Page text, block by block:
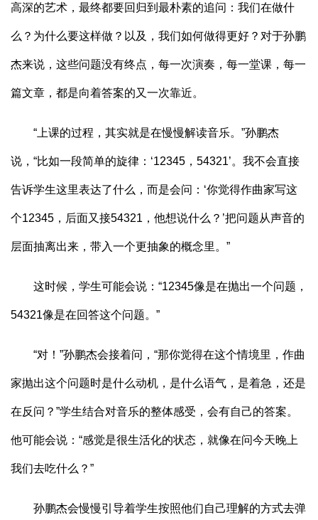
高深的艺术，最终都要回归到最朴素的追问：我们在做什
么？为什么要这样做？以及，我们如何做得更好？对于孙鹏
杰来说，这些问题没有终点，每一次演奏，每一堂课，每一
篇文章，都是向着答案的又一次靠近。
“上课的过程，其实就是在慢慢解读音乐。”孙鹏杰
说，“比如一段简单的旋律：‘12345，54321’。我不会直接
告诉学生这里表达了什么，而是会问：‘你觉得作曲家写这
个12345，后面又接54321，他想说什么？’把问题从声音的
层面抽离出来，带入一个更抽象的概念里。”
这时候，学生可能会说：“12345像是在抛出一个问题，
54321像是在回答这个问题。”
“对！”孙鹏杰会接着问，“那你觉得在这个情境里，作曲
家抛出这个问题时是什么动机，是什么语气，是着急，还是
在反问？”学生结合对音乐的整体感受，会有自己的答案。
他可能会说：“感觉是很生活化的状态，就像在问今天晚上
我们去吃什么？”
孙鹏杰会慢慢引导着学生按照他们自己理解的方式去弹